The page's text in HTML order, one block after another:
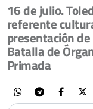
16 de julio.
referente
presentación
Batalla de
Primada